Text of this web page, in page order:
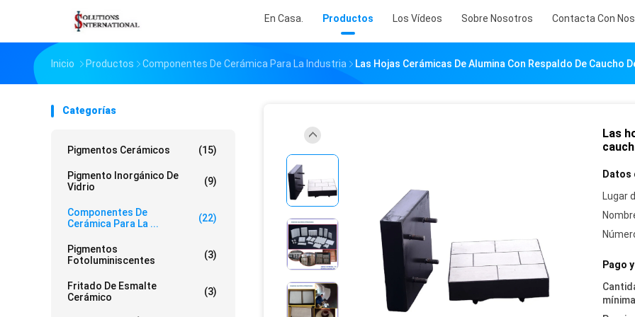
En Casa. Productos Los Vídeos Sobre Nosotros Contacta Con
Inicio Productos Componentes De Cerámica Para La Industria Las Hojas Cerámicas De Alumina Con Respaldo De Caucho
Categorías
Pigmentos Cerámicos (15)
Pigmento Inorgánico De
Vidrio
(9)
Componentes De
Cerámica Para La ...
(22)
Pigmentos
Fotoluminiscentes
(3)
Fritado De Esmalte
Cerámico
(3)
Las
Datos
Lugar
Pago